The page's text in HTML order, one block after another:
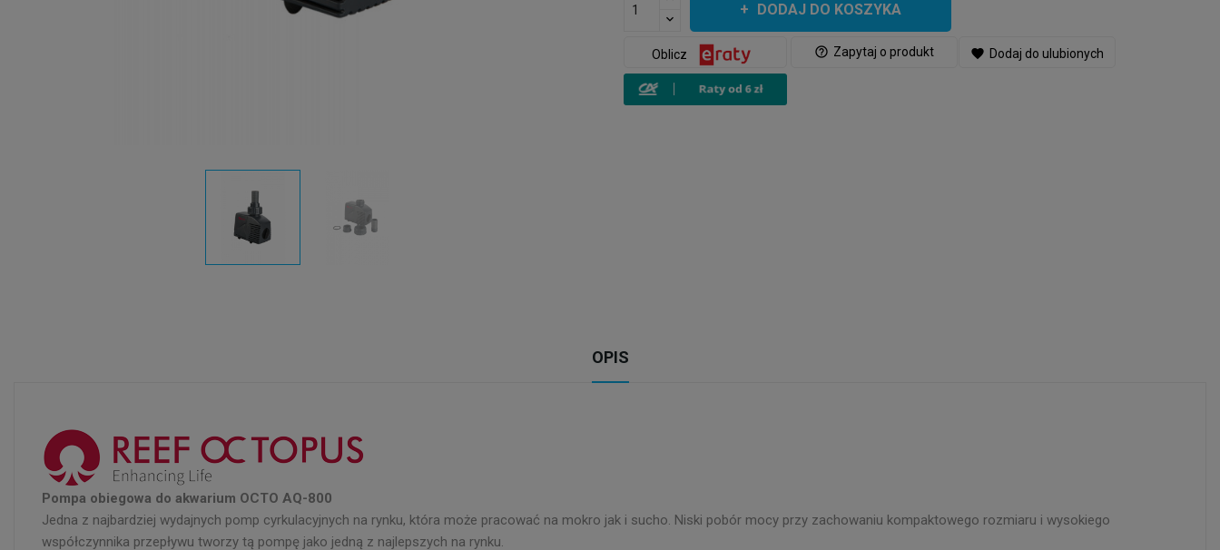
DODAJ DO KOSZYKA
help_outline Zapytaj o produkt
Oblicz favorite Dodaj do ulubionych
OPIS
Pompa obiegowa do akwarium OCTO AQ-800
Jedna z najbardziej wydajnych pomp cyrkulacyjnych na rynku, która może pracować na mokro jak i sucho. Niski pobór mocy przy zachowaniu kompaktowego rozmiaru i wysokiego
współczynnika przepływu tworzy tą pompę jako jedną z najlepszych na rynku.